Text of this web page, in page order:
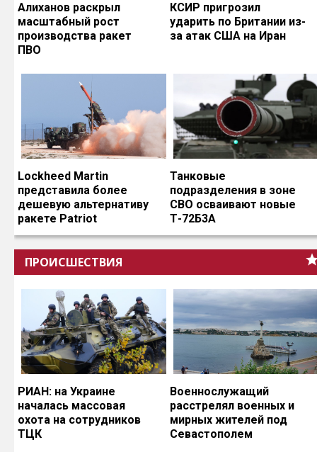
Алиханов раскрыл
масштабный рост
производства ракет
ПВО
КСИР пригрозил
ударить по Британии из-
за атак США на Иран
Lockheed Martin
представила более
дешевую альтернативу
ракете Patriot
Танковые
подразделения в зоне
СВО осваивают новые
Т-72Б3А
ПРОИСШЕСТВИЯ
РИАН: на Украине
началась массовая
охота на сотрудников
ТЦК
Военнослужащий
расстрелял военных и
мирных жителей под
Севастополем